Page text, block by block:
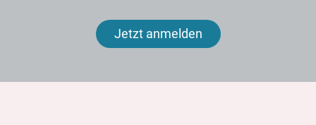
Jetzt anmelden